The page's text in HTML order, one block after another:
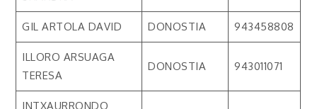
GIL ARTOLA DAVID DONOSTIA 943458808
ILLORO ARSUAGA
TERESA
DONOSTIA 943011071
INTXAURRONDO